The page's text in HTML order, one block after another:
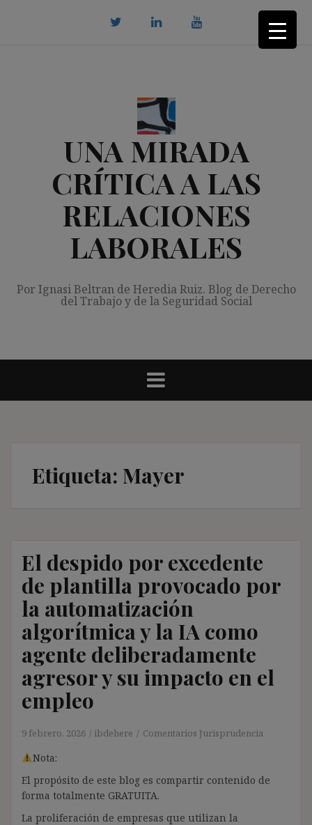
UNA MIRADA
CRÍTICA A LAS
RELACIONES
LABORALES
Por Ignasi Beltran de Heredia Ruiz. Blog de Derecho
del Trabajo y de la Seguridad Social
Etiqueta: Mayer
El despido por excedente
de plantilla provocado por
la automatización
algorítmica y la IA como
agente deliberadamente
agresor y su impacto en el
empleo
9 febrero, 2026 ibdehere Comentarios Jurisprudencia
Nota:
El propósito de este blog es compartir contenido de
forma totalmente GRATUITA.
La proliferación de empresas que utilizan la